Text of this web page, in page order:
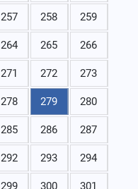
257 258 259
264 265 266
271 272 273
278 279 280
285 286 287
292 293 294
299 300 301